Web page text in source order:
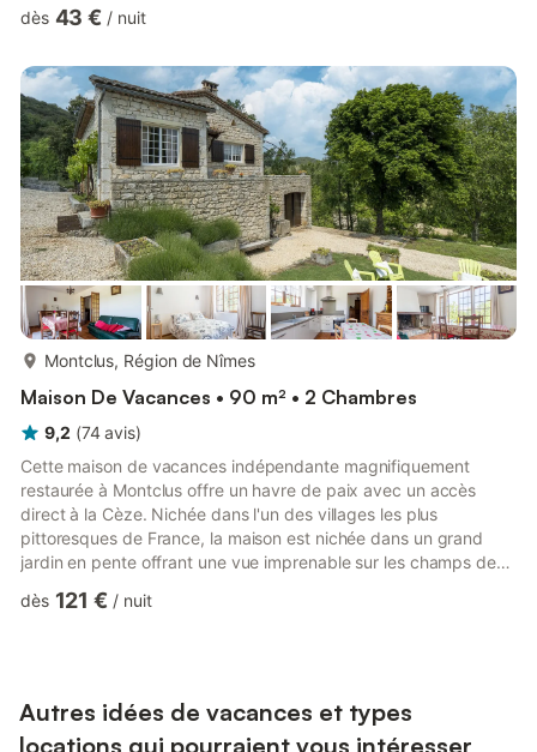
absolu. Il a été entièrement restauré et en plus de sa jolie
toute intimité. La piscine hors-sol est entourée d'une terrasse en
bois où vous pourrez profiter du soleil. Profit...
dès 43 € / nuit
Montclus, Région de Nîmes
Maison De Vacances • 90 m² • 2 Chambres
9,2 (74 avis)
Cette maison de vacances indépendante magnifiquement
restaurée à Montclus offre un havre de paix avec un accès
direct à la Cèze. Nichée dans l'un des villages les plus
pittoresques de France, la maison est nichée dans un grand
jardin en pente offrant une vue imprenable sur les champs de
l'avant vous invite à la détente et à profiter du calme
dispos...
dès 121 € / nuit
Autres idées de vacances et types
locations qui pourraient vous intéresser